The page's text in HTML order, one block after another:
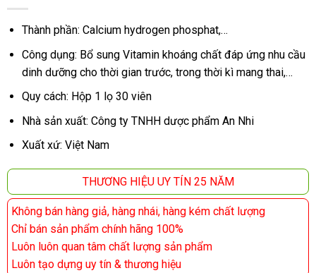
Thành phần: Calcium hydrogen phosphat,…
Công dụng: Bổ sung Vitamin khoáng chất đáp ứng nhu cầu
dinh dưỡng cho thời gian trước, trong thời kì mang thai,…
Quy cách: Hộp 1 lọ 30 viên
Nhà sản xuất: Công ty TNHH dược phẩm An Nhi
Xuất xứ: Việt Nam
THƯƠNG HIỆU UY TÍN 25 NĂM
Không bán hàng giả, hàng nhái, hàng kém chất lượng
Chỉ bán sản phẩm chính hãng 100%
Luôn luôn quan tâm chất lượng sản phẩm
Luôn tạo dựng uy tín & thương hiệu